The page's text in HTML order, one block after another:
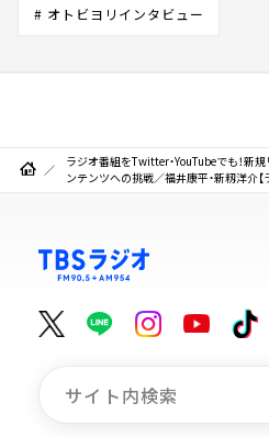
# オトビヨリインタビュー
ラジオ番組をTwitter・YouTubeでも！新
ンテンツへの挑戦／福井康平・新籾洋介